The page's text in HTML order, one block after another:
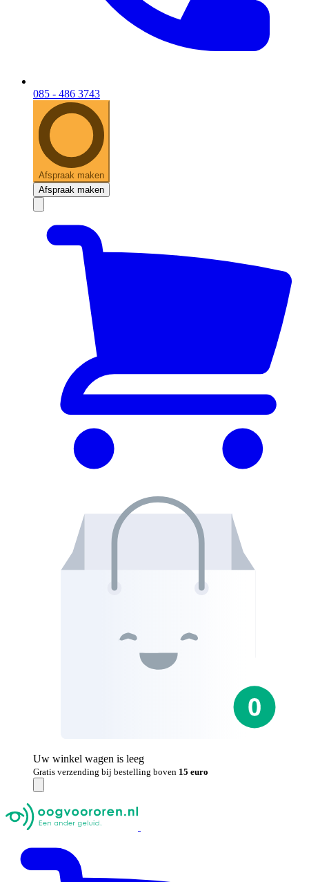
085 - 486 3743
Afspraak maken
Afspraak maken
Uw winkel wagen is leeg
Gratis verzending bij bestelling boven 15 euro